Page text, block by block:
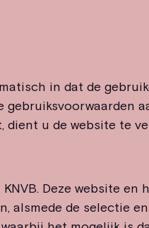
in dat de
gebruiksvoorwaarden
dient u de website te
Deze website en
alsmede de selectie